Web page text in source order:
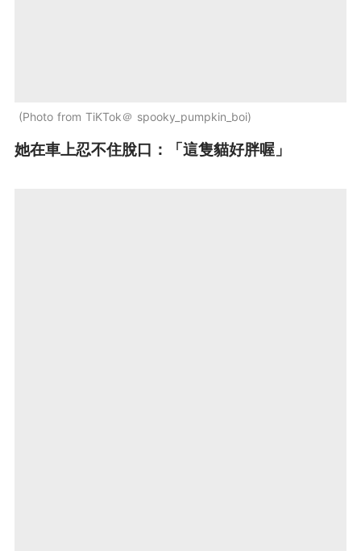
Photo from TiKTok＠ spooky_pumpkin_boi
她在車上忍不住脫口：「這隻貓好胖喔」